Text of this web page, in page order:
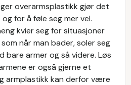
overarmsplastikk gjør det
for å føle seg mer vel.
kvier seg for situasjoner
når man bader, soler seg
bare armer og så videre. Løs
er også gjerne et
armplastikk kan derfor være